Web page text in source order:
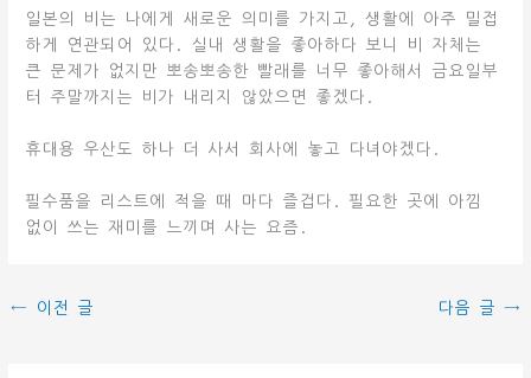
일본의 비는 나에게 새로운 의미를 가지고, 생활에 아주 밀접
하게 연관되어 있다. 실내 생활을 좋아하다 보니 비 자체는
큰 문제가 없지만 뽀송뽀송한 빨래를 너무 좋아해서 금요일부
터 주말까지는 비가 내리지 않았으면 좋겠다.
휴대용 우산도 하나 더 사서 회사에 놓고 다녀야겠다.
필수품을 리스트에 적을 때 마다 즐겁다. 필요한 곳에 아낌
없이 쓰는 재미를 느끼며 사는 요즘.
← 이전 글 다음 글 →